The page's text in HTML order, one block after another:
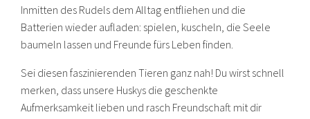
Inmitten des Rudels dem Alltag entfliehen und die
Batterien wieder aufladen: spielen, kuscheln, die Seele
baumeln lassen und Freunde fürs Leben finden.
Sei diesen faszinierenden Tieren ganz nah! Du wirst schnell
merken, dass unsere Huskys die geschenkte
Aufmerksamkeit lieben und rasch Freundschaft mit dir